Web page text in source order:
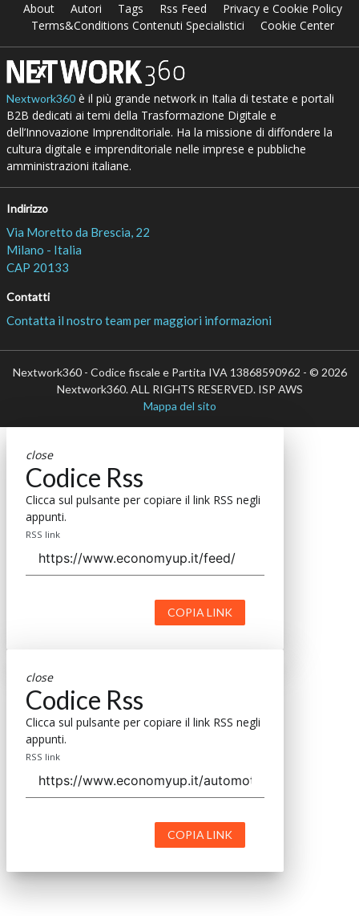
About Autori Tags Rss Feed
Privacy e Cookie Policy
Terms&Conditions Contenuti Specialistici
Cookie Center
Nextwork360è il più grande network in Italia di testate e portali
B2B dedicati ai temi della Trasformazione Digitale e
dell’Innovazione Imprenditoriale. Ha la missione di diffondere la
cultura digitale e imprenditoriale nelle imprese e pubbliche
amministrazioni italiane.
Indirizzo
Via Moretto da Brescia, 22
Milano - Italia
CAP 20133
Contatti
Contatta il nostro team per maggiori informazioni
Nextwork360 - Codice fiscale e Partita IVA 13868590962 - © 2026
Nextwork360. ALL RIGHTS RESERVED. ISP AWS
Mappa del sito
close
Codice Rss
Clicca sul pulsante per copiare il link RSS negli
appunti.
RSS link
COPIA LINK
close
Codice Rss
Clicca sul pulsante per copiare il link RSS negli
appunti.
RSS link
COPIA LINK